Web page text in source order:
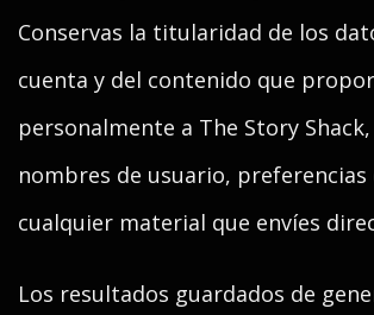
Conservas la titularidad de los
cuenta y del contenido que
personalmente a The Story
nombres de usuario, preferencias
cualquier material que envíes
Los resultados guardados de